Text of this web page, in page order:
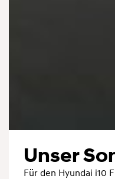
Unser
Für den Hyundai i10